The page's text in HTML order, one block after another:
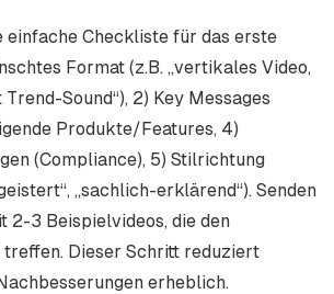
einfache Checkliste für das erste
Format (z.B. „vertikales Video,
Sound“), 2) Key Messages
Produkte/Features, 4)
(Compliance), 5) Stilrichtung
„sachlich-erklärend“). Senden
2-3 Beispielvideos, die den
treffen. Dieser Schritt reduziert
erheblich.